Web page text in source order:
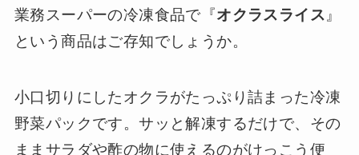
業務スーパーの冷凍食品で『オクラスライス 』
という商品はご存知でしょうか。
小口切りにしたオクラがたっぷり詰まった冷凍
野菜パックです。サッと解凍するだけで、その
ままサラダや酢の物に使えるのがけっこう便